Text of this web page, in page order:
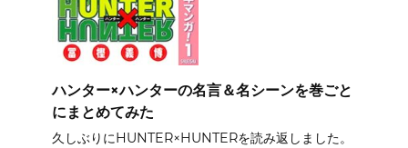
ハンター×ハンターの名言＆名シーンを巻ごと
にまとめてみた
久しぶりにHUNTER×HUNTERを読み返しました。